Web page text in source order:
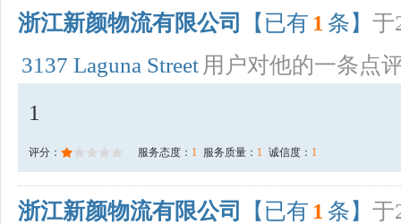
浙江新颜物流有限公司 【已有 1 条】 于
3137 Laguna Street 用户对他的一条点
1
评分： 服务态度： 1 服务质量： 1 诚信度： 1
浙江新颜物流有限公司 【已有 1 条】 于